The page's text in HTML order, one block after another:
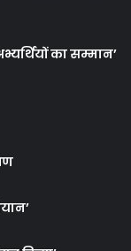
का सम्मान’